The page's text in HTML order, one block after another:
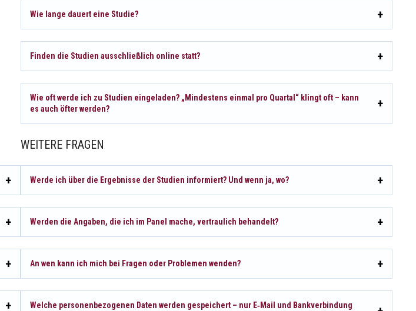
Wie lange dauert eine Studie?
Finden die Studien ausschließlich online statt?
Wie oft werde ich zu Studien eingeladen? „Mindestens einmal pro Quartal“ klingt oft – kann
es auch öfter werden?
WEITERE FRAGEN
Werde ich über die Ergebnisse der Studien informiert? Und wenn ja, wo?
Werden die Angaben, die ich im Panel mache, vertraulich behandelt?
An wen kann ich mich bei Fragen oder Problemen wenden?
Welche personenbezogenen Daten werden gespeichert – nur E‑Mail und Bankverbindung